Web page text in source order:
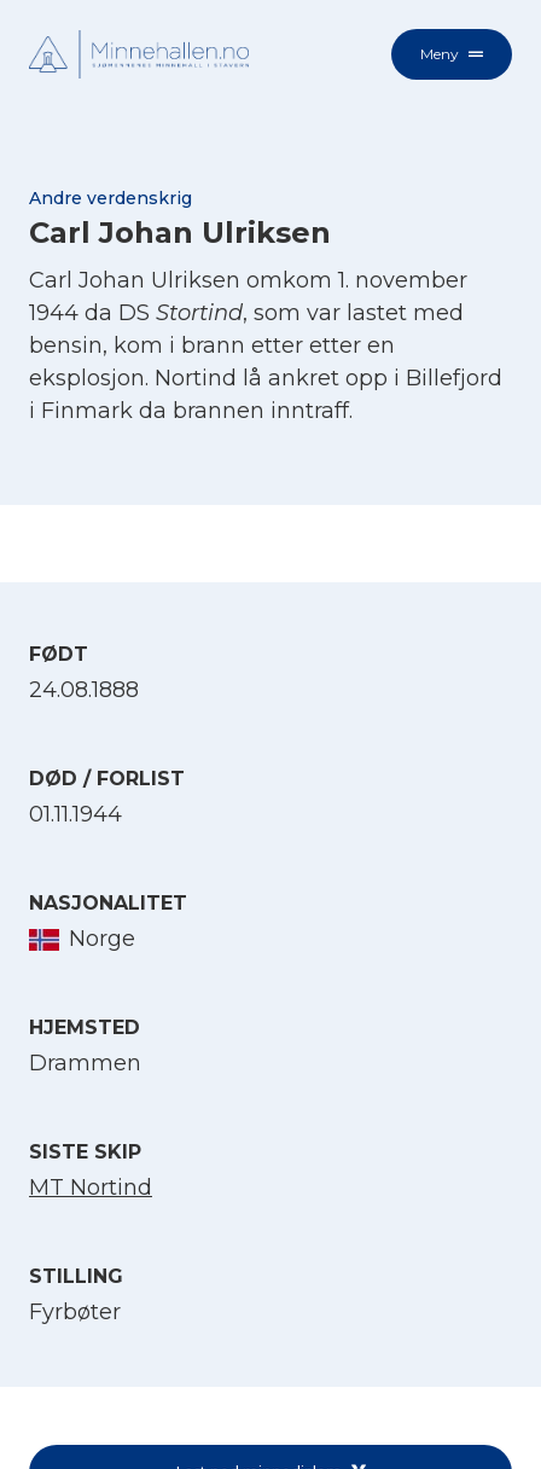
Meny
Andre verdenskrig
Carl Johan Ulriksen
Carl Johan Ulriksen omkom 1. november
1944 da DS Stortind, som var lastet med
bensin, kom i brann etter etter en
eksplosjon. Nortind lå ankret opp i Billefjord
i Finmark da brannen inntraff.
FØDT
24.08.1888
DØD / FORLIST
01.11.1944
NASJONALITET
Norge
HJEMSTED
Drammen
SISTE SKIP
MT Nortind
STILLING
Fyrbøter